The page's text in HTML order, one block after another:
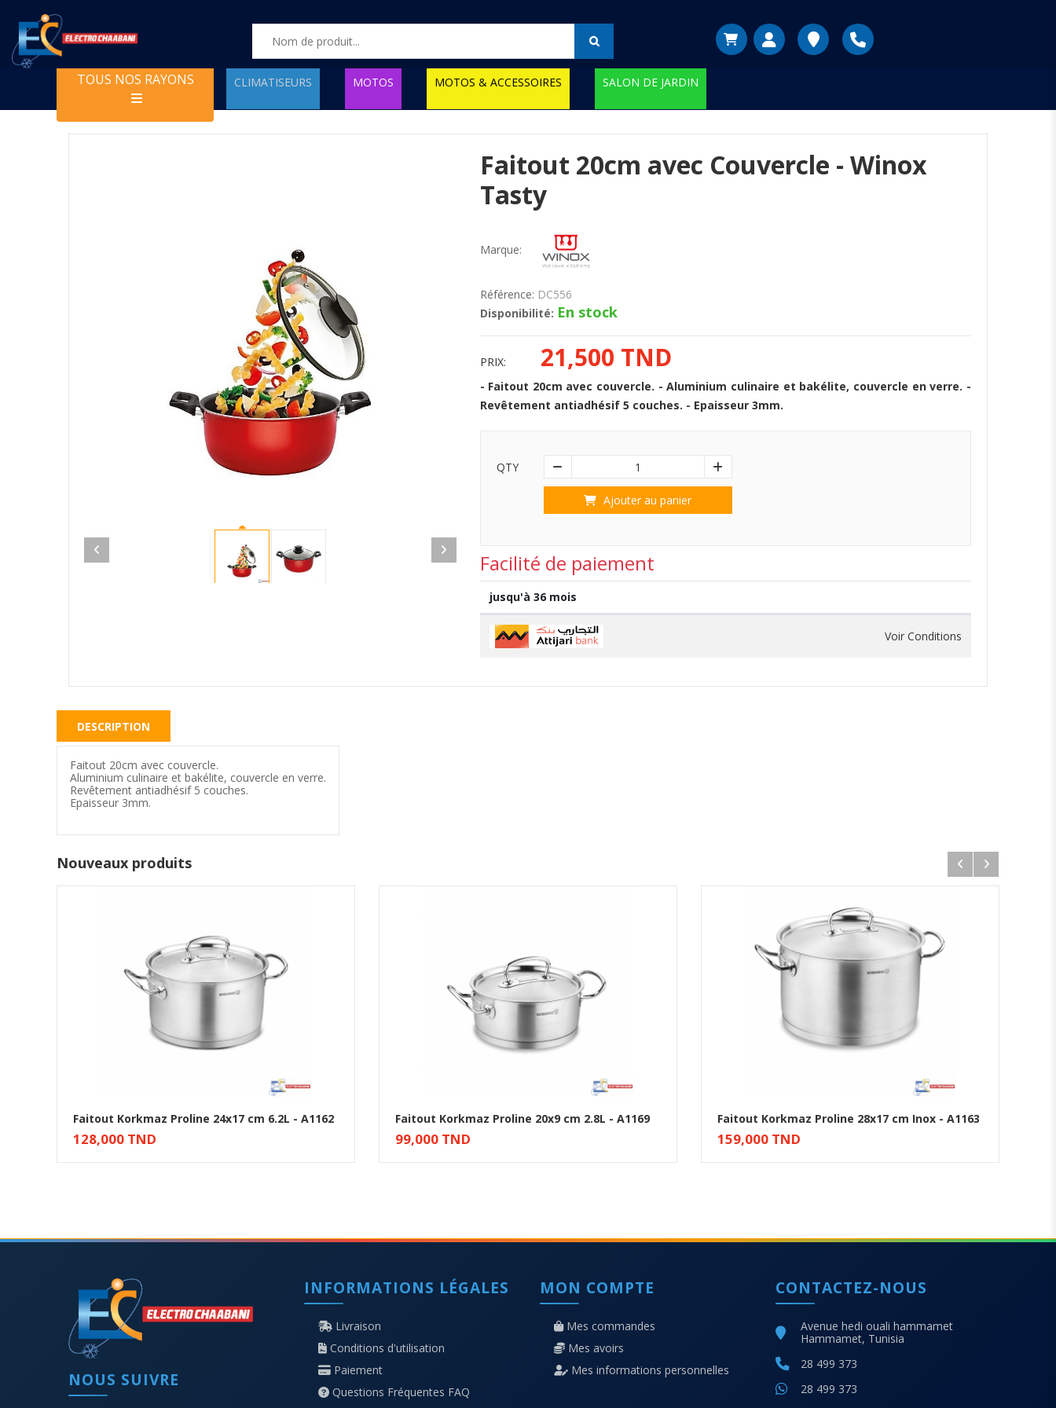
TOUS NOS RAYONS CLIMATISEURS MOTOS MOTOS & ACCESSOIRES SALON DE JARDIN
Faitout 20cm avec Couvercle - Winox
Tasty
Marque:
Référence: DC556
Disponibilité: En stock
PRIX: 21,500 TND
- Faitout 20cm avec couvercle. - Aluminium culinaire et bakélite, couvercle en verre. -
Revêtement antiadhésif 5 couches. - Epaisseur 3mm.
QTY 1
Ajouter au panier
Facilité de paiement
jusqu'à 36 mois
Voir Conditions
DESCRIPTION
Faitout 20cm avec couvercle.
Aluminium culinaire et bakélite, couvercle en verre.
Revêtement antiadhésif 5 couches.
Epaisseur 3mm.
Nouveaux produits
Faitout Korkmaz Proline 24x17 cm 6.2L - A1162
128,000 TND
Faitout Korkmaz Proline 20x9 cm 2.8L - A1169
99,000 TND
Faitout Korkmaz Proline 28x17 cm Inox - A1163
159,000 TND
NOUS SUIVRE
INFORMATIONS LÉGALES
Livraison
Conditions d'utilisation
Paiement
Questions Fréquentes FAQ
MON COMPTE
Mes commandes
Mes avoirs
Mes informations personnelles
CONTACTEZ-NOUS
Avenue hedi ouali hammamet
Hammamet, Tunisia
28 499 373
28 499 373